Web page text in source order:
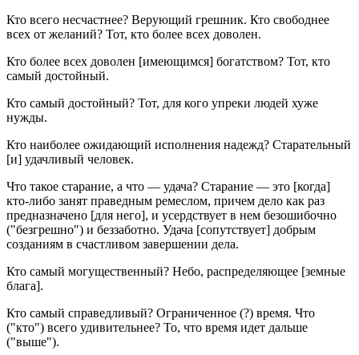
Кто всего несчастнее? Верующий грешник. Кто свободнее
всех от желаний? Тот, кто более всех доволен.
Кто более всех доволен [имеющимся] богатством? Тот, кто
самый достойный.
Кто самый достойный? Тот, для кого упреки людей хуже
нужды.
Кто наиболее ожидающий исполнения надежд? Старательный
[и] удачливый человек.
Что такое старание, а что — удача? Старание — это [когда]
кто-либо занят праведным ремеслом, причем дело как раз
предназначено [для него], и усердствует в нем безошибочно
("безгрешно") и беззаботно. Удача [сопутствует] добрым
созданиям в счастливом завершении дела.
Кто самый могущественный? Небо, распределяющее [земные
блага].
Кто самый справедливый? Ограниченное (?) время. Что
("кто") всего удивительнее? То, что время идет дальше
("выше").